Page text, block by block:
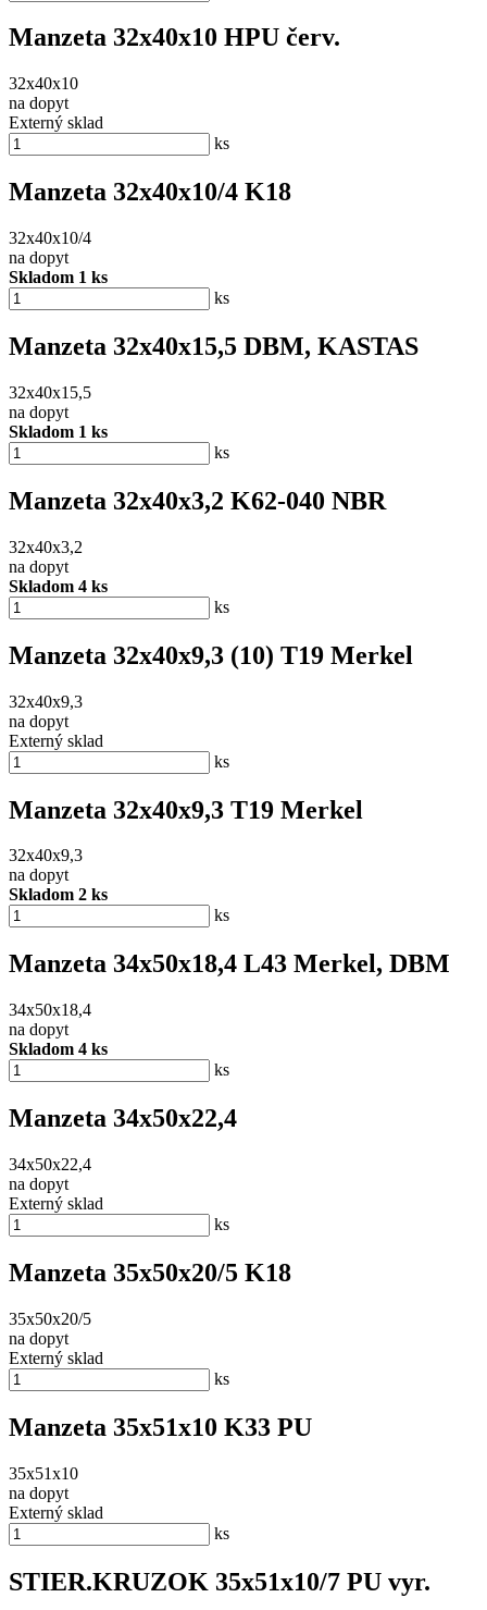
Manzeta 32x40x10 HPU červ.
32x40x10
na dopyt
Externý sklad
ks
Manzeta 32x40x10/4 K18
32x40x10/4
na dopyt
Skladom 1 ks
ks
Manzeta 32x40x15,5 DBM, KASTAS
32x40x15,5
na dopyt
Skladom 1 ks
ks
Manzeta 32x40x3,2 K62-040 NBR
32x40x3,2
na dopyt
Skladom 4 ks
ks
Manzeta 32x40x9,3 (10) T19 Merkel
32x40x9,3
na dopyt
Externý sklad
ks
Manzeta 32x40x9,3 T19 Merkel
32x40x9,3
na dopyt
Skladom 2 ks
ks
Manzeta 34x50x18,4 L43 Merkel, DBM
34x50x18,4
na dopyt
Skladom 4 ks
ks
Manzeta 34x50x22,4
34x50x22,4
na dopyt
Externý sklad
ks
Manzeta 35x50x20/5 K18
35x50x20/5
na dopyt
Externý sklad
ks
Manzeta 35x51x10 K33 PU
35x51x10
na dopyt
Externý sklad
ks
STIER.KRUZOK 35x51x10/7 PU vyr.